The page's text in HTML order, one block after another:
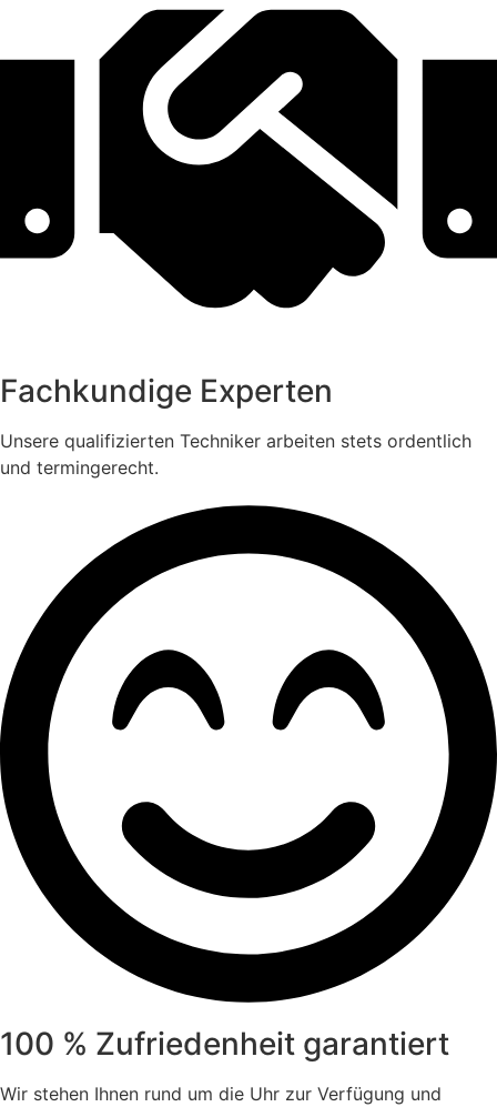
Fachkundige Experten
Unsere qualifizierten Techniker arbeiten stets ordentlich
und termingerecht.
100 % Zufriedenheit garantiert
Wir stehen Ihnen rund um die Uhr zur Verfügung und